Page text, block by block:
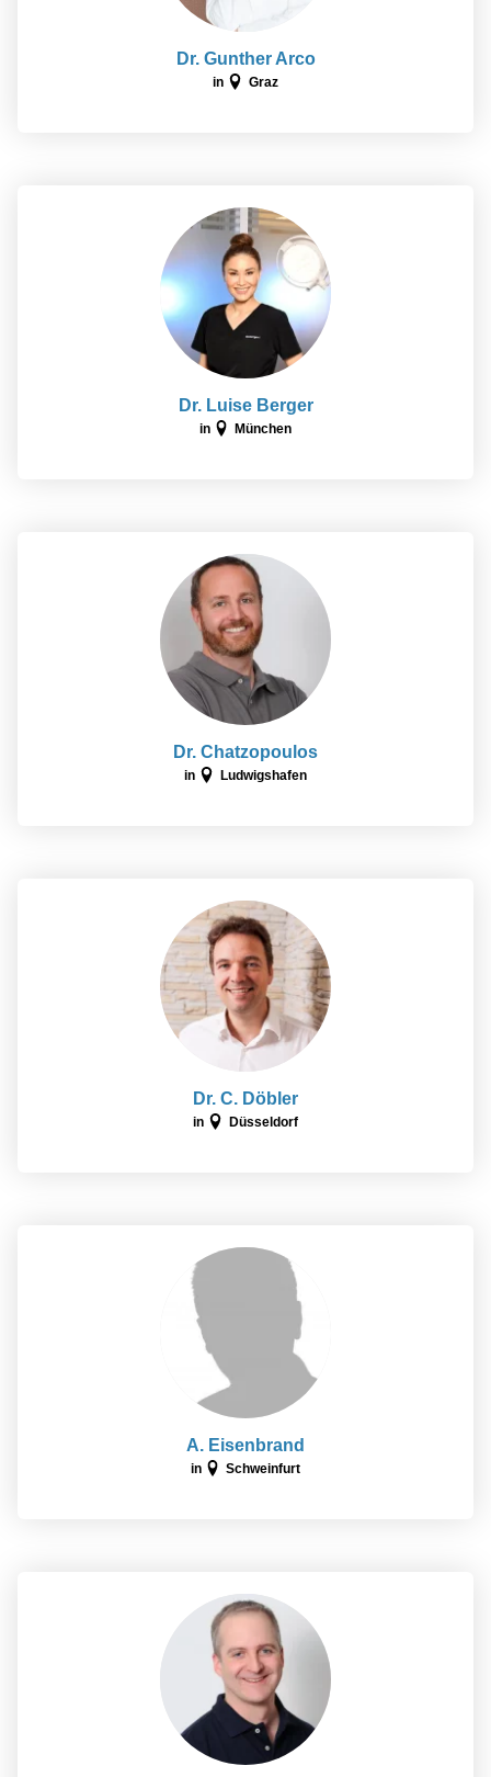
Dr. Gunther Arco
in Graz
Dr. Luise Berger
in München
Dr. Chatzopoulos
in Ludwigshafen
Dr. C. Döbler
in Düsseldorf
A. Eisenbrand
in Schweinfurt